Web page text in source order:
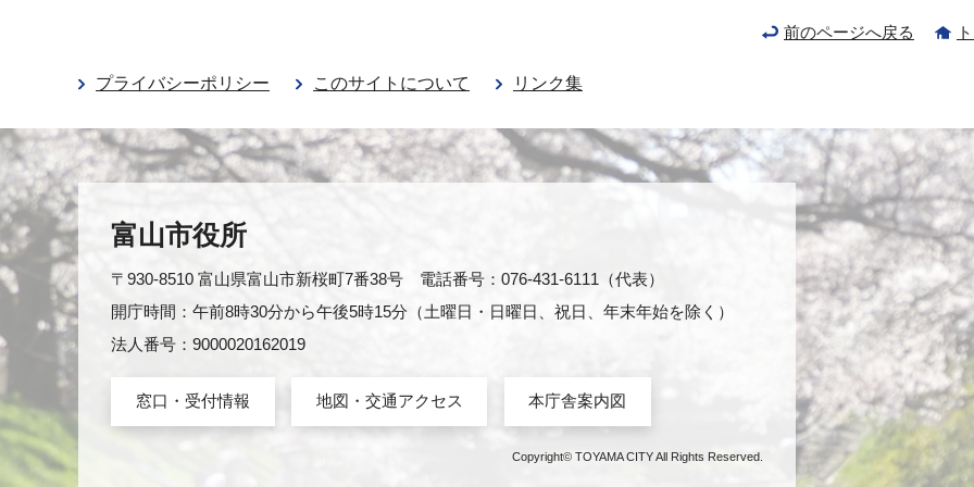
前のページへ戻る
プライバシーポリシー このサイトについて リンク集
富山市役所
〒930-8510 富山県富山市新桜町7番38号 電話番号：076-431-6111（代表）
開庁時間：午前8時30分から午後5時15分（土曜日・日曜日、祝日、年末年始を除く）
法人番号：9000020162019
窓口・受付情報 地図・交通アクセス 本庁舎案内図
Copyright© TOYAMA CITY All Rights Reserved.